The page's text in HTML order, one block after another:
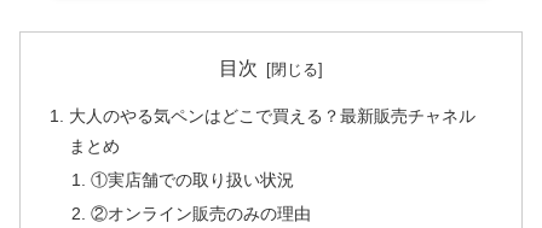
目次
大人のやる気ペンはどこで買える？最新販売チャネル
まとめ
①実店舗での取り扱い状況
②オンライン販売のみの理由